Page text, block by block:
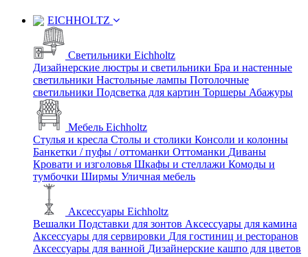
EICHHOLTZ
Светильники Eichholtz
Дизайнерские люстры и светильники Бра и настенные
светильники Настольные лампы Потолочные
светильники Подсветка для картин Торшеры Абажуры
Мебель Eichholtz
Стулья и кресла Столы и столики Консоли и колонны
Банкетки / пуфы / оттоманки Оттоманки Диваны
Кровати и изголовья Шкафы и стеллажи Комоды и
тумбочки Ширмы Уличная мебель
Аксессуары Eichholtz
Вешалки Подставки для зонтов Аксессуары для камина
Аксессуары для сервировки Для гостиниц и ресторанов
Аксессуары для ванной Дизайнерские кашпо для цветов